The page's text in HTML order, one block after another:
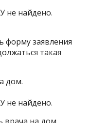
не найдено.
форму заявления
такая
дом.
не найдено.